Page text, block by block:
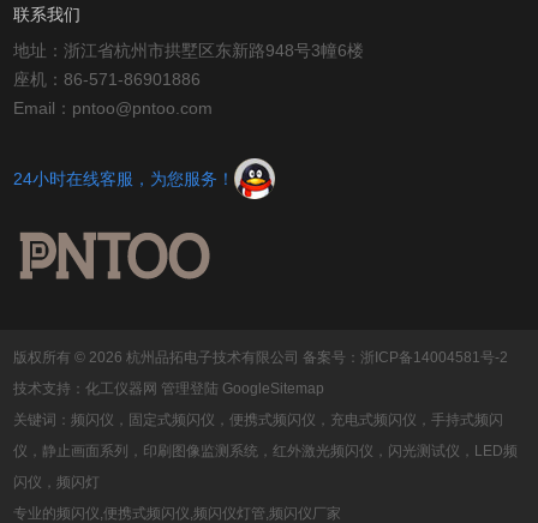
联系我们
地址：浙江省杭州市拱墅区东新路948号3幢6楼
座机：86-571-86901886
Email：pntoo@pntoo.com
24小时在线客服，为您服务！
版权所有 © 2026 杭州品拓电子技术有限公司备案号：浙ICP备14004581号-2
技术支持：化工仪器网 管理登陆 GoogleSitemap
关键词：频闪仪，固定式频闪仪，便携式频闪仪，充电式频闪仪，手持式频闪
仪，静止画面系列，印刷图像监测系统，红外激光频闪仪，闪光测试仪，LED频
闪仪，频闪灯
专业的频闪仪,便携式频闪仪,频闪仪灯管,频闪仪厂家